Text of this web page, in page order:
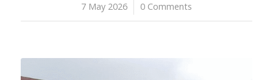
7 May 2026
/ 0 Comments